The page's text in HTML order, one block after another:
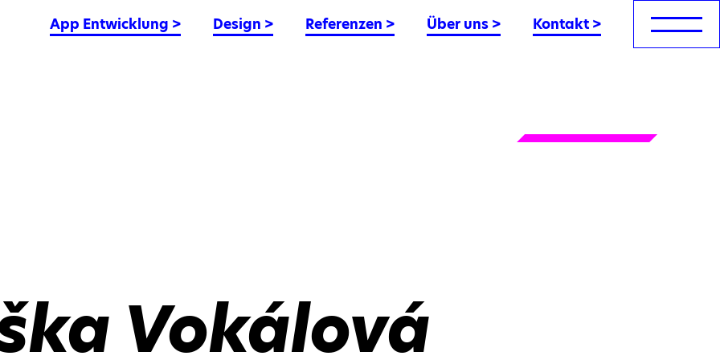
App Entwicklung > Design > Referenzen > Über uns > Kontakt >
Vokálová